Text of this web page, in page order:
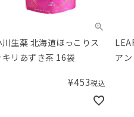
LEAF＆BOTANICS（リーフ
アンドボタニクス） ハンド
¥1,155税込
ア